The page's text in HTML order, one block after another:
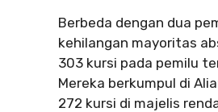
Berbeda dengan dua
kehilangan mayoritas
303 kursi pada pemilu
Mereka berkumpul di
272 kursi di majelis